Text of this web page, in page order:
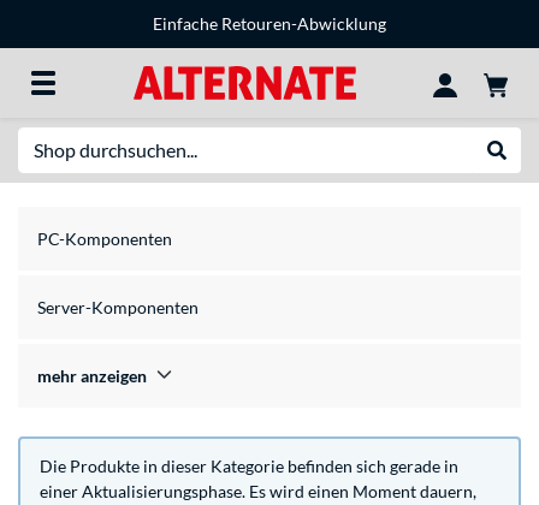
Einfache Retouren-Abwicklung
PC-Komponenten
Server-Komponenten
mehr anzeigen
Die Produkte in dieser Kategorie befinden sich gerade in
einer Aktualisierungsphase. Es wird einen Moment dauern,